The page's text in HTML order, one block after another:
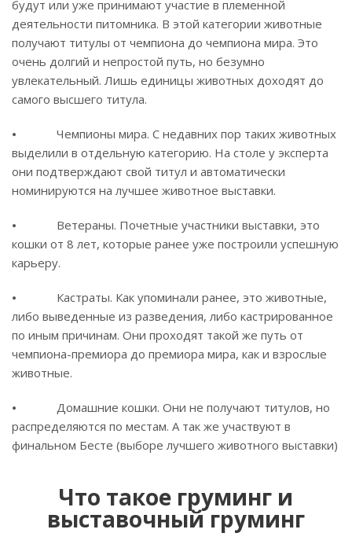
будут или уже принимают участие в племенной
деятельности питомника. В этой категории животные
получают титулы от чемпиона до чемпиона мира. Это
очень долгий и непростой путь, но безумно
увлекательный. Лишь единицы животных доходят до
самого высшего титула.
⦁ Чемпионы мира. С недавних пор таких животных
выделили в отдельную категорию. На столе у эксперта
они подтверждают свой титул и автоматически
номинируются на лучшее животное выставки.
⦁ Ветераны. Почетные участники выставки, это
кошки от 8 лет, которые ранее уже построили успешную
карьеру.
⦁ Кастраты. Как упоминали ранее, это животные,
либо выведенные из разведения, либо кастрированное
по иным причинам. Они проходят такой же путь от
чемпиона-премиора до премиора мира, как и взрослые
животные.
⦁ Домашние кошки. Они не получают титулов, но
распределяются по местам. А так же участвуют в
финальном Бесте (выборе лучшего животного выставки)
Что такое груминг и
выставочный груминг